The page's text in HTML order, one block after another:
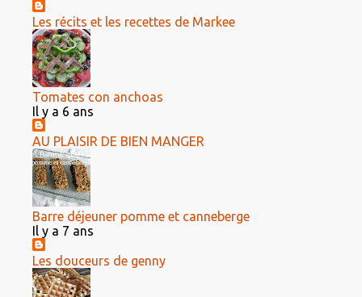
Les récits et les recettes de Markee
Tomates con anchoas
Il y a 6 ans
AU PLAISIR DE BIEN MANGER
Barre déjeuner pomme et canneberge
Il y a 7 ans
Les douceurs de genny